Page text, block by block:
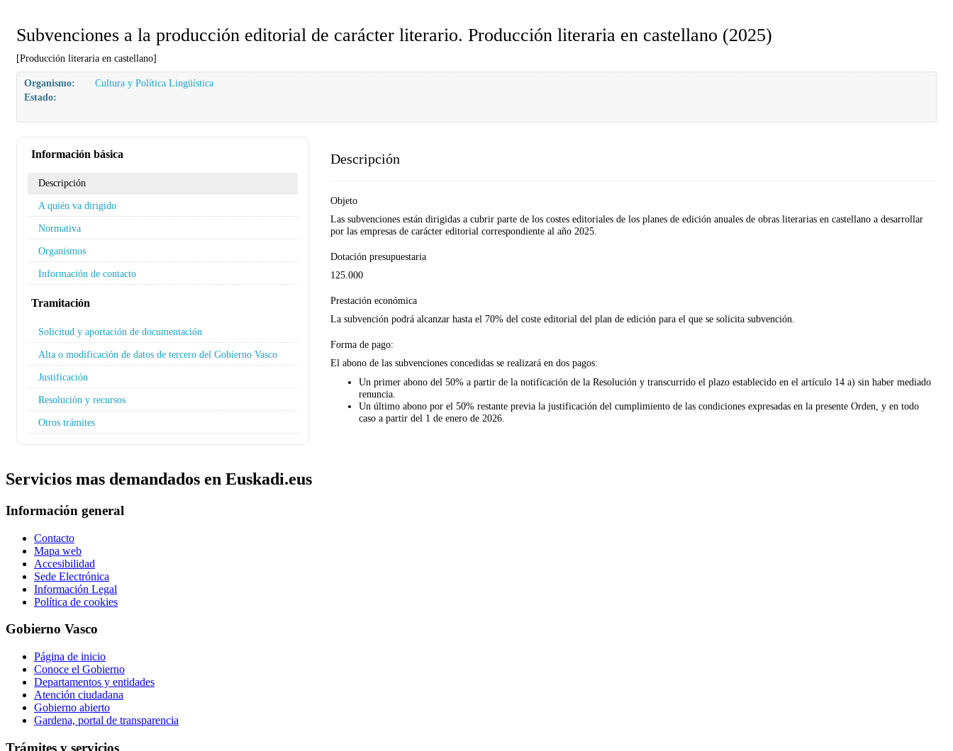
Subvenciones a la producción editorial de carácter literario. Producción literaria en castellano (2025)
[Producción literaria en castellano]
Organismo:
Cultura y Política Lingüística
Estado:
Información básica
Descripción
A quién va dirigido
Normativa
Organismos
Información de contacto
Tramitación
Solicitud y aportación de documentación
Alta o modificación de datos de tercero del Gobierno Vasco
Justificación
Resolución y recursos
Otros trámites
Descripción
Objeto
Las subvenciones están dirigidas a cubrir parte de los costes editoriales de los planes de edición anuales de obras literarias en castellano a desarrollar
por las empresas de carácter editorial correspondiente al año 2025.
Dotación presupuestaria
125.000
Prestación económica
La subvención podrá alcanzar hasta el 70% del coste editorial del plan de edición para el que se solicita subvención.
Forma de pago:
El abono de las subvenciones concedidas se realizará en dos pagos:
Un primer abono del 50% a partir de la notificación de la Resolución y transcurrido el plazo establecido en el artículo 14 a) sin haber mediado
renuncia.
Un último abono por el 50% restante previa la justificación del cumplimiento de las condiciones expresadas en la presente Orden, y en todo
caso a partir del 1 de enero de 2026.
Servicios mas demandados en Euskadi.eus
Información general
Contacto
Mapa web
Accesibilidad
Sede Electrónica
Información Legal
Política de cookies
Gobierno Vasco
Página de inicio
Conoce el Gobierno
Departamentos y entidades
Atención ciudadana
Gobierno abierto
Gardena, portal de transparencia
Trámites y servicios